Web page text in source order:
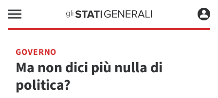
GOVERNO
Ma non dici più nulla di
politica?